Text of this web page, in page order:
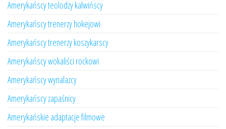
Amerykańscy teolodzy kalwińscy
Amerykańscy trenerzy hokejowi
Amerykańscy trenerzy koszykarscy
Amerykańscy wokaliści rockowi
Amerykańscy wynalazcy
Amerykańscy zapaśnicy
Amerykańskie adaptacje filmowe